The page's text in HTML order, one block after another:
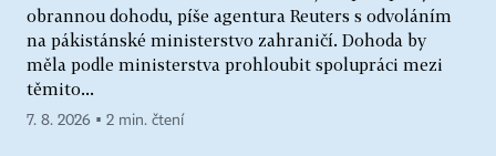
obrannou dohodu, píše agentura Reuters s odvoláním
na pákistánské ministerstvo zahraničí. Dohoda by
měla podle ministerstva prohloubit spolupráci mezi
těmito...
7. 8. 2026 ▪ 2 min. čtení